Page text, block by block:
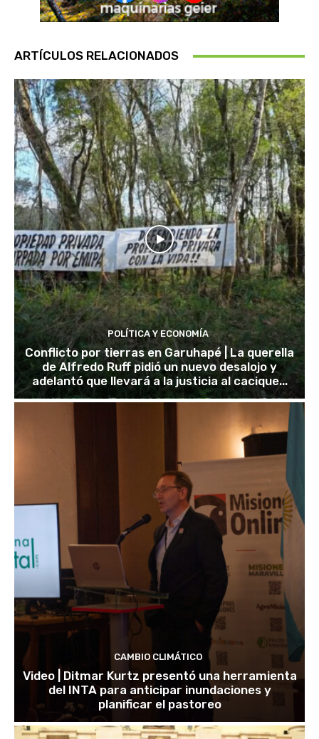
ARTÍCULOS RELACIONADOS
POLÍTICA Y ECONOMÍA
Conflicto por tierras en Garuhapé | La querella
de Alfredo Ruff pidió un nuevo desalojo y
adelantó que llevará a la justicia al cacique...
CAMBIO CLIMÁTICO
Video | Ditmar Kurtz presentó una herramienta
del INTA para anticipar inundaciones y
planificar el pastoreo